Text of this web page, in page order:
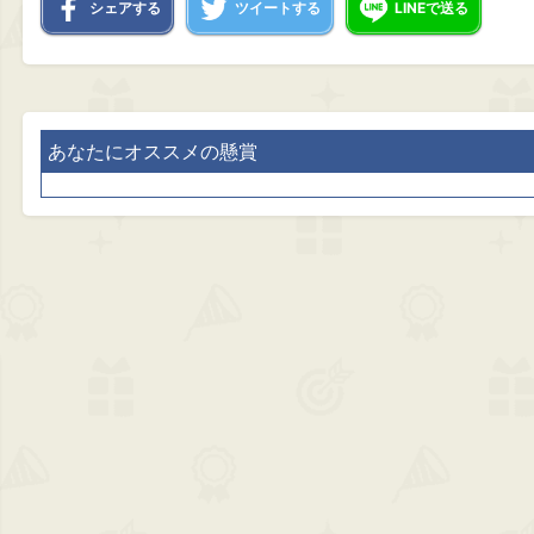
シェアする ツイートする LINEで送る
あなたにオススメの懸賞